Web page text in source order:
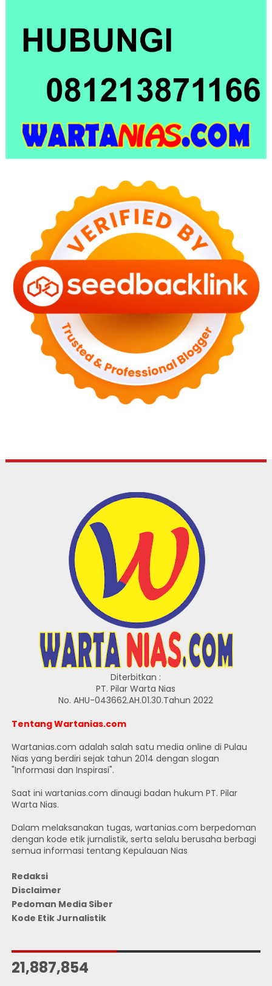
Diterbitkan :
PT. Pilar Warta Nias
No. AHU-043662.AH.01.30.Tahun 2022
Tentang Wartanias.com
Wartanias.com adalah salah satu media online di Pulau
Nias yang berdiri sejak tahun 2014 dengan slogan
"Informasi dan Inspirasi".
Saat ini wartanias.com dinaugi badan hukum PT. Pilar
Warta Nias.
Dalam melaksanakan tugas, wartanias.com berpedoman
dengan kode etik jurnalistik, serta selalu berusaha berbagi
semua informasi tentang Kepulauan Nias
Redaksi
Disclaimer
Pedoman Media Siber
Kode Etik Jurnalistik
21,887,854